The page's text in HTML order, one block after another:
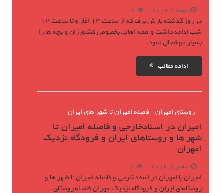
ژانویه 7, 2014 7
در روز گذشته بارش برف که از ساعت 14 اغاز و تا ساعت 12
شب ادامه داشت و همه اهالی بخصوص کشاورزان و بچه ها را
بسیار خوشحال نمود.
ادامه مطالب
امیران در اسنادخارجی و فاصله امیران تا
شهر ها و روستاهای ایران و فرودگاه نزدیک
امهران
روستای امیران فاصله امیران تا شهر های ایران
دسامبر 9, 2012 8
امیران یا امهران در اسنادخارجی و فاصله امیران تا شهر ها و
روستاهای ایران و فرودگاه نزدیک امهران فاصله روستای